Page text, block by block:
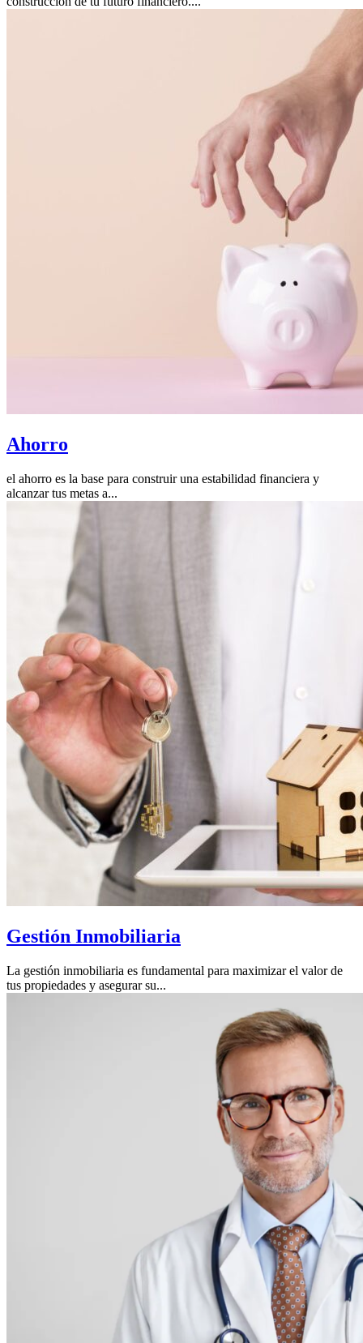
Ahorro
el ahorro es la base para construir una estabilidad financiera y
alcanzar tus metas a...
Gestión Inmobiliaria
La gestión inmobiliaria es fundamental para maximizar el valor de
tus propiedades y asegurar su...